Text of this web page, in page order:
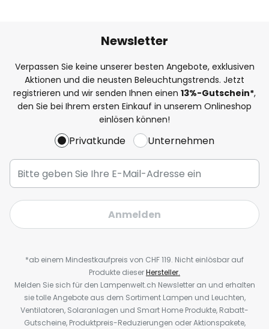
Newsletter
Verpassen Sie keine unserer besten Angebote, exklusiven
Aktionen und die neusten Beleuchtungstrends. Jetzt
registrieren und wir senden Ihnen einen 13%-Gutschein*,
den Sie bei Ihrem ersten Einkauf in unserem Onlineshop
einlösen können!
Privatkunde Unternehmen
Anmelden
*ab einem Mindestkaufpreis von CHF 119. Nicht einlösbar auf
Produkte dieserHersteller.
Melden Sie sich für den Lampenwelt.ch Newsletter an und erhalten
sie tolle Angebote aus dem Sortiment Lampen und Leuchten,
Ventilatoren, Solaranlagen und Smart Home Produkte, Rabatt-
Gutscheine, Produktpreis-Reduzierungen oder Aktionspakete,